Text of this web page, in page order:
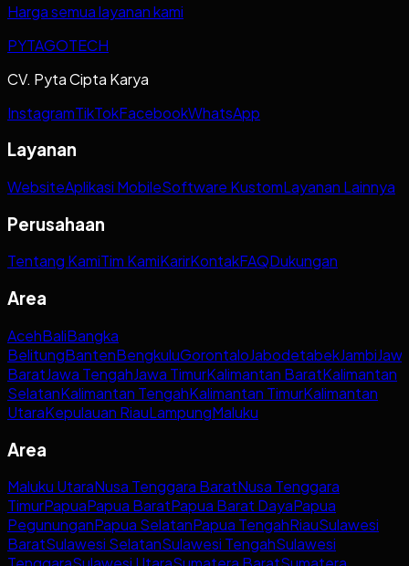
Harga semua layanan kami
PYTAGOTECH
CV. Pyta Cipta Karya
InstagramTikTokFacebookWhatsApp
Layanan
WebsiteAplikasi MobileSoftware KustomLayanan Lainnya
Perusahaan
Tentang KamiTim KamiKarirKontakFAQDukungan
Area
AcehBaliBangka
BelitungBantenBengkuluGorontaloJabodetabekJambi
BaratJawa TengahJawa TimurKalimantan BaratKalimantan
SelatanKalimantan TengahKalimantan TimurKalimantan
UtaraKepulauan RiauLampungMaluku
Area
Maluku UtaraNusa Tenggara BaratNusa Tenggara
TimurPapuaPapua BaratPapua Barat DayaPapua
PegununganPapua SelatanPapua TengahRiauSulawesi
BaratSulawesi SelatanSulawesi TengahSulawesi